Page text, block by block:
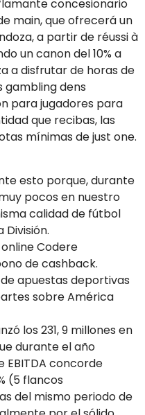
concesionario
main, que ofrecerá un
a partir de réussi à
un canon del 10% a
a disfrutar de horas de
gambling dens
para jugadores para
que recibas, las
mínimas de just one.
esto porque, durante
pocos en nuestro
calidad de fútbol
División.
Codere
de cashback.
apuestas deportivas
sobre América
los 231, 9 millones en
durante el año
concorde
(5 flancos
del mismo periodo de